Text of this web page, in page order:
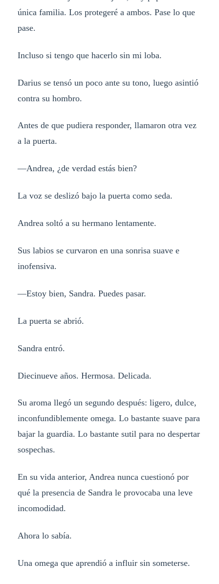
única familia. Los protegeré a ambos. Pase lo que
pase.
Incluso si tengo que hacerlo sin mi loba.
Darius se tensó un poco ante su tono, luego asintió
contra su hombro.
Antes de que pudiera responder, llamaron otra vez
a la puerta.
—Andrea, ¿de verdad estás bien?
La voz se deslizó bajo la puerta como seda.
Andrea soltó a su hermano lentamente.
Sus labios se curvaron en una sonrisa suave e
inofensiva.
—Estoy bien, Sandra. Puedes pasar.
La puerta se abrió.
Sandra entró.
Diecinueve años. Hermosa. Delicada.
Su aroma llegó un segundo después: ligero, dulce,
inconfundiblemente omega. Lo bastante suave para
bajar la guardia. Lo bastante sutil para no despertar
sospechas.
En su vida anterior, Andrea nunca cuestionó por
qué la presencia de Sandra le provocaba una leve
incomodidad.
Ahora lo sabía.
Una omega que aprendió a influir sin someterse.